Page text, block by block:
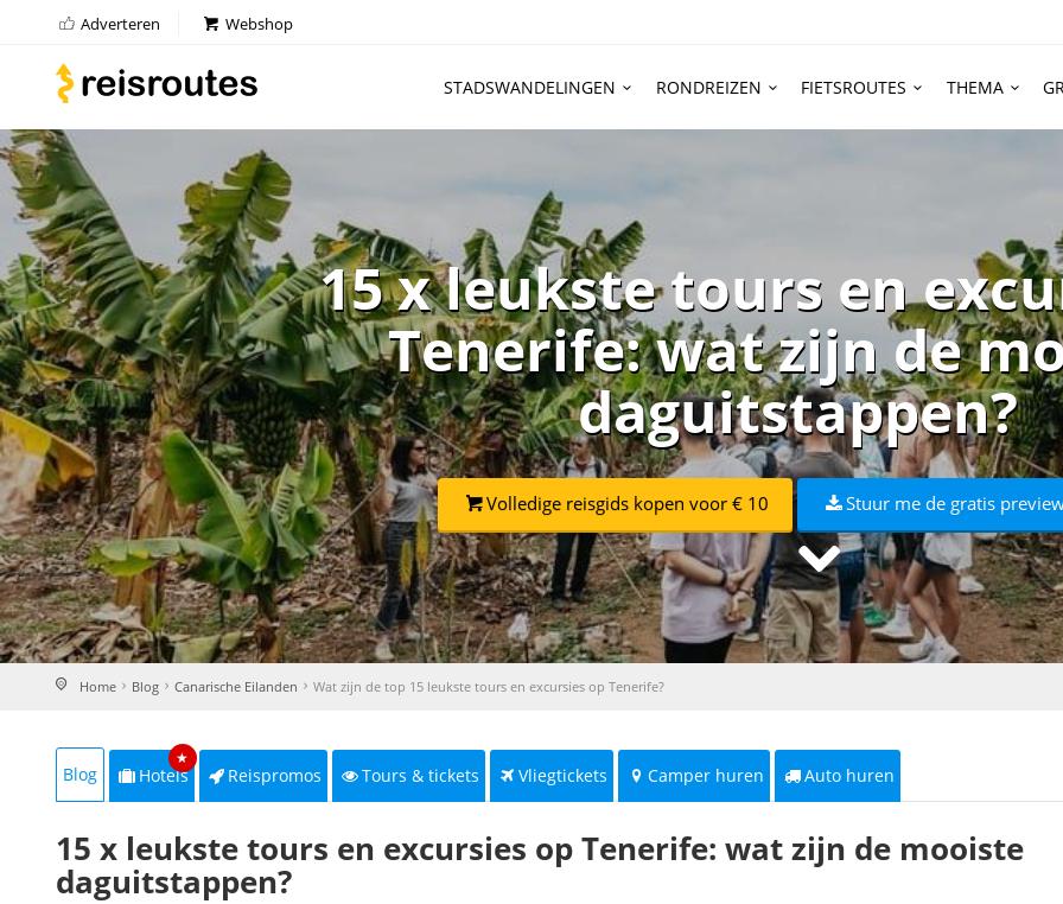
Adverteren Webshop
STADSWANDELINGEN RONDREIZEN FIETSROUTES THEMA
15 x leukste tours en
Tenerife: wat zijn de
daguitstappen?
Volledige reisgids kopen voor € 10 Stuur me de gratis
Home Blog Canarische Eilanden Wat zijn de top 15 leukste tours en excursies op Tenerife?
Blog Hotels
★
Reispromos Tours & tickets Vliegtickets Camper huren Auto huren
15 x leukste tours en excursies op Tenerife: wat zijn de mooiste
daguitstappen?